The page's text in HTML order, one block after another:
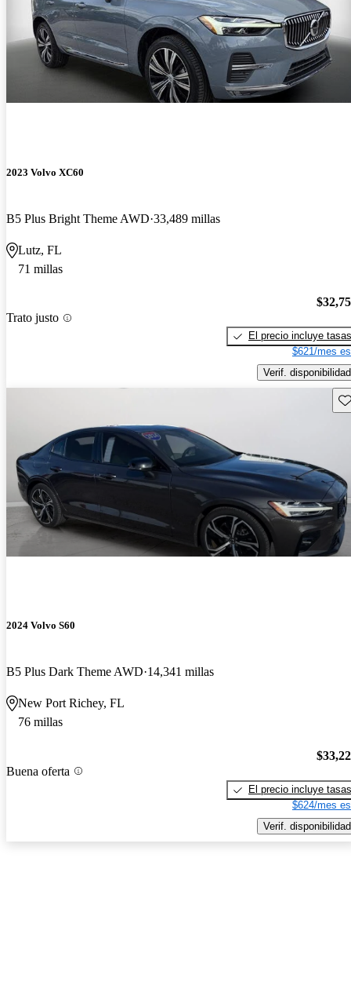
2023 Volvo XC60
B5 Plus Bright Theme AWD 33,489 millas
Lutz, FL
71 millas
Trato justo
El precio incluye tasas
$621/mes
Verif. disponibilidad
2024 Volvo S60
B5 Plus Dark Theme AWD 14,341 millas
New Port Richey, FL
76 millas
Buena oferta
El precio incluye tasas
$624/mes
Verif. disponibilidad